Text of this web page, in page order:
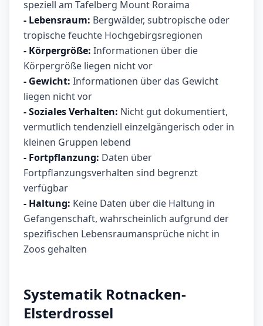
speziell am Tafelberg Mount Roraima
- Lebensraum: Bergwälder, subtropische oder
tropische feuchte Hochgebirgsregionen
- Körpergröße: Informationen über die
Körpergröße liegen nicht vor
- Gewicht: Informationen über das Gewicht
liegen nicht vor
- Soziales Verhalten: Nicht gut dokumentiert,
vermutlich tendenziell einzelgängerisch oder in
kleinen Gruppen lebend
- Fortpflanzung: Daten über
Fortpflanzungsverhalten sind begrenzt
verfügbar
- Haltung: Keine Daten über die Haltung in
Gefangenschaft, wahrscheinlich aufgrund der
spezifischen Lebensraumansprüche nicht in
Zoos gehalten
Systematik Rotnacken-
Elsterdrossel